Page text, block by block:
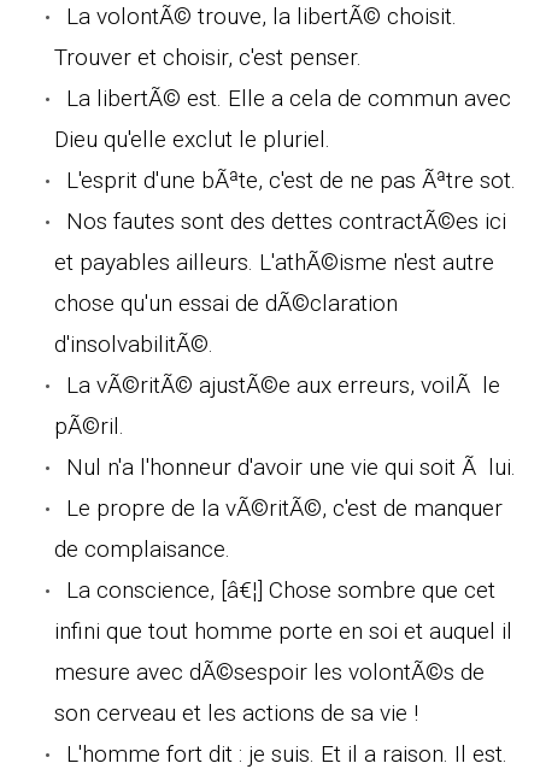
La volontÃ© trouve, la libertÃ© choisit.
Trouver et choisir, c'est penser.
La libertÃ© est. Elle a cela de commun avec
Dieu qu'elle exclut le pluriel.
L'esprit d'une bÃªte, c'est de ne pas Ãªtre sot.
Nos fautes sont des dettes contractÃ©es ici
et payables ailleurs. L'athÃ©isme n'est autre
chose qu'un essai de dÃ©claration
d'insolvabilitÃ©.
La vÃ©ritÃ© ajustÃ©e aux erreurs, voilÃ le
pÃ©ril.
Nul n'a l'honneur d'avoir une vie qui soit Ã lui.
Le propre de la vÃ©ritÃ©, c'est de manquer
de complaisance.
La conscience, [â€¦] Chose sombre que cet
infini que tout homme porte en soi et auquel il
mesure avec dÃ©sespoir les volontÃ©s de
son cerveau et les actions de sa vie !
L'homme fort dit : je suis. Et il a raison. Il est.